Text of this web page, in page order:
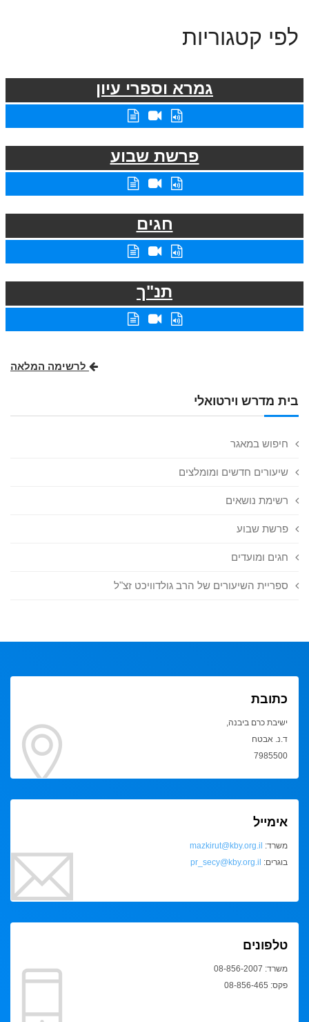
בית מדרש וירטואלי
חיפוש במאגר
שיעורים חדשים ומומלצים
רשימת נושאים
פרשת שבוע
חגים ומועדים
ספריית השיעורים של הרב גולדוויכט זצ"ל
לפי קטגוריות
גמרא וספרי עיון
פרשת שבוע
חגים
תנ"ך
לרשימה המלאה
כתובת
ישיבת כרם ביבנה,
ד.נ. אבטח
7985500
אימייל
משרד: mazkirut@kby.org.il
בוגרים: pr_secy@kby.org.il
טלפונים
משרד: 08-856-2007
פקס: 08-856-465